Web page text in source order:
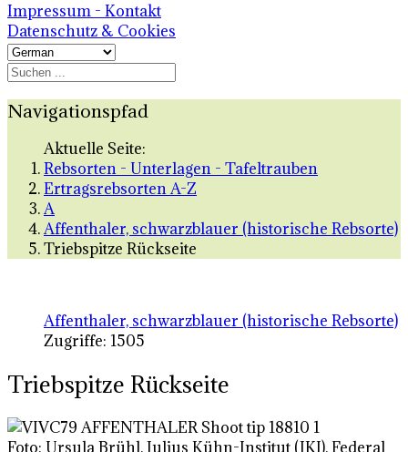
Impressum - Kontakt
Datenschutz & Cookies
Navigationspfad
Aktuelle Seite:
Rebsorten - Unterlagen - Tafeltrauben
Ertragsrebsorten A-Z
A
Affenthaler, schwarzblauer (historische Rebsorte)
Triebspitze Rückseite
Affenthaler, schwarzblauer (historische Rebsorte)
Zugriffe: 1505
Triebspitze Rückseite
Foto: Ursula Brühl, Julius Kühn-Institut (JKI), Federal